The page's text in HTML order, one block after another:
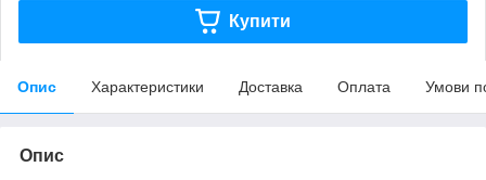
Купити
Опис Характеристики Доставка Оплата Умови
Опис